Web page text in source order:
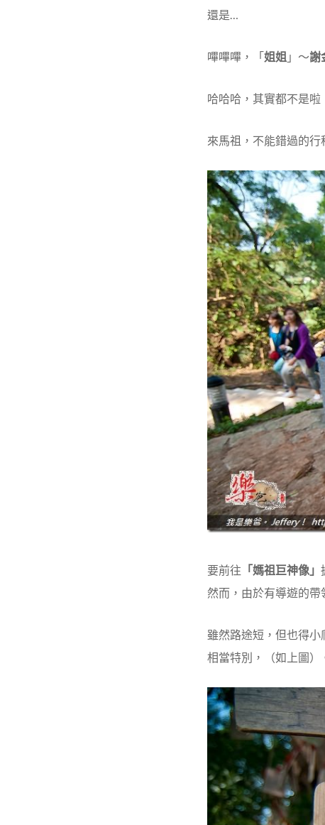
還是…
嗶嗶嗶，「 姐姐 」～謝
哈哈哈，其實都不是啦
來馬祖，不能錯過的行
要前往 「媽祖巨神像」
然而，由於有導遊的
雖然路途短，但也得
相當特別，（如上圖）